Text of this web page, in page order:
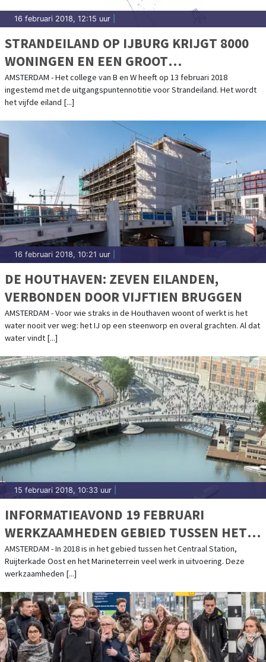
16 februari 2018, 12:15 uur
STRANDEILAND OP IJBURG KRIJGT 8000
WONINGEN EN EEN GROOT
RECREATIESTRAND
AMSTERDAM - Het college van B en W heeft op 13 februari 2018
ingestemd met de uitgangspuntennotitie voor Strandeiland. Het wordt
het vijfde eiland [...]
16 februari 2018, 10:21 uur
DE HOUTHAVEN: ZEVEN EILANDEN,
VERBONDEN DOOR VIJFTIEN BRUGGEN
AMSTERDAM - Voor wie straks in de Houthaven woont of werkt is het
water nooit ver weg: het IJ op een steenworp en overal grachten. Al dat
water vindt [...]
15 februari 2018, 10:33 uur
INFORMATIEAVOND 19 FEBRUARI
WERKZAAMHEDEN GEBIED TUSSEN HET
CENTRAAL STATION, RUIJTERKADE OOST
EN HET MARINETERREIN
AMSTERDAM - In 2018 is in het gebied tussen het Centraal Station,
Ruijterkade Oost en het Marineterrein veel werk in uitvoering. Deze
werkzaamheden [...]